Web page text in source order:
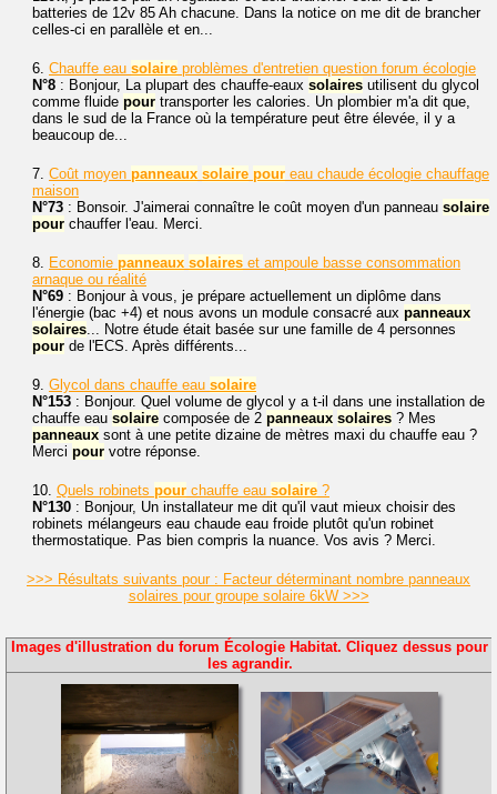
batteries de 12v 85 Ah chacune. Dans la notice on me dit de brancher
celles-ci en parallèle et en...
6. Chauffe eau solaire problèmes d'entretien question forum écologie
N°8 : Bonjour, La plupart des chauffe-eaux solaires utilisent du glycol
comme fluide pour transporter les calories. Un plombier m'a dit que,
dans le sud de la France où la température peut être élevée, il y a
beaucoup de...
7. Coût moyen panneaux solaire pour eau chaude écologie chauffage
maison
N°73 : Bonsoir. J'aimerai connaître le coût moyen d'un panneau solaire
pour chauffer l'eau. Merci.
8. Economie panneaux solaires et ampoule basse consommation
arnaque ou réalité
N°69 : Bonjour à vous, je prépare actuellement un diplôme dans
l'énergie (bac +4) et nous avons un module consacré aux panneaux
solaires... Notre étude était basée sur une famille de 4 personnes
pour de l'ECS. Après différents...
9. Glycol dans chauffe eau solaire
N°153 : Bonjour. Quel volume de glycol y a t-il dans une installation de
chauffe eau solaire composée de 2 panneaux solaires ? Mes
panneaux sont à une petite dizaine de mètres maxi du chauffe eau ?
Merci pour votre réponse.
10. Quels robinets pour chauffe eau solaire ?
N°130 : Bonjour, Un installateur me dit qu'il vaut mieux choisir des
robinets mélangeurs eau chaude eau froide plutôt qu'un robinet
thermostatique. Pas bien compris la nuance. Vos avis ? Merci.
>>> Résultats suivants pour : Facteur déterminant nombre panneaux
solaires pour groupe solaire 6kW >>>
Images d'illustration du forum Écologie Habitat. Cliquez dessus pour
les agrandir.